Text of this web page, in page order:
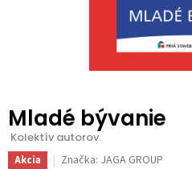
Mladé bývanie
Kolektív autorov.
Akcia Značka: JAGA GROUP